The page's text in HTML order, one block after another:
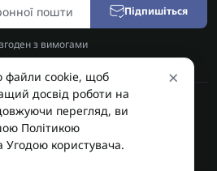
Підпишіться
згоден з вимогами
АКПП | Ремонт АКПП © 2026
AUTOSHIFT
×
файли cookie, щоб
досвід роботи на
перегляд, ви
Політикою
Угодою користувача.